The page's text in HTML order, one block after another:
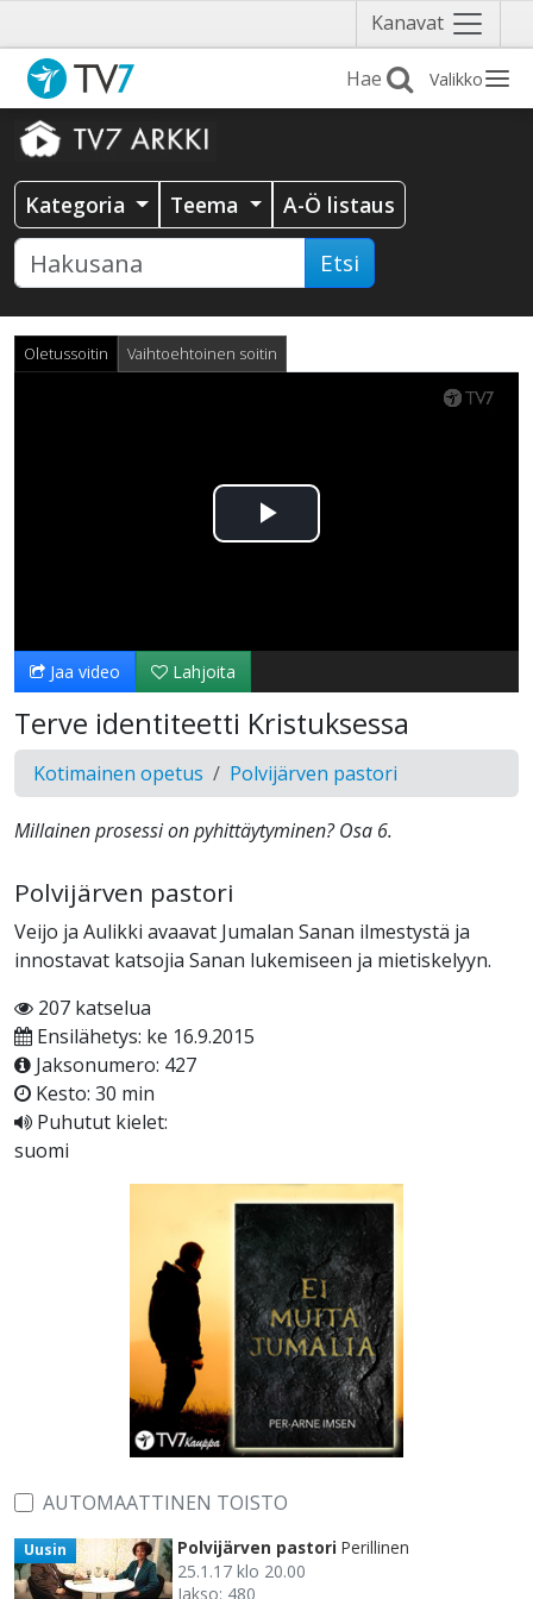
Kanavat Näytä
valikko
Valikko
Kategoria Teema A-Ö listaus
Etsi
Oletussoitin Vaihtoehtoinen soitin
Toista
Jaa video Lahjoita
Terve identiteetti Kristuksessa
Kotimainen opetus Polvijärven pastori
Millainen prosessi on pyhittäytyminen? Osa 6.
Polvijärven pastori
Veijo ja Aulikki avaavat Jumalan Sanan ilmestystä ja
innostavat katsojia Sanan lukemiseen ja mietiskelyyn.
207 katselua
Ensilähetys: ke 16.9.2015
Jaksonumero: 427
Kesto: 30 min
Puhutut kielet:
suomi
AUTOMAATTINEN TOISTO
Uusin Polvijärven pastori Perillinen
25.1.17 klo 20.00
Jakso: 480